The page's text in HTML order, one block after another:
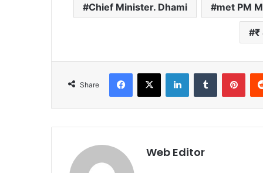
Chief Minister. Dhami met PM
₹
Share
Web Editor